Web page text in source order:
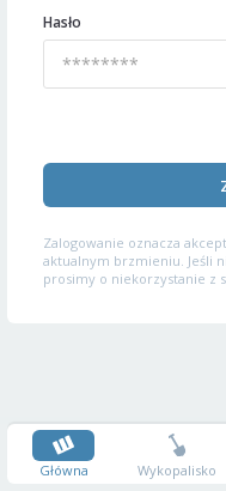
Hasło
Zalogowanie oznacza
aktualnym brzmieniu. Jeśli
prosimy o niekorzystanie z
Główna Wykopalisko